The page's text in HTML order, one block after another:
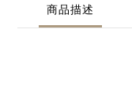
商品描述